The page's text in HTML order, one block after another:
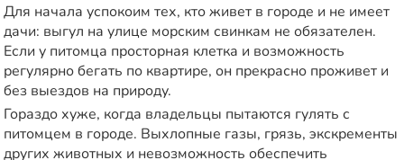
Для начала успокоим тех, кто живет в городе и не имеет
дачи: выгул на улице морским свинкам не обязателен.
Если у питомца просторная клетка и возможность
регулярно бегать по квартире, он прекрасно проживет и
без выездов на природу.
Гораздо хуже, когда владельцы пытаются гулять с
питомцем в городе. Выхлопные газы, грязь, экскременты
других животных и невозможность обеспечить